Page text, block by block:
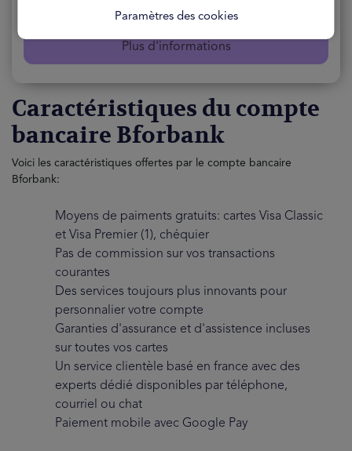
Paramètres des cookies
Plus d'informations
Caractéristiques du compte
bancaire Bforbank
Voici les caractéristiques offertes par le compte bancaire
Bforbank:
Moyens de paiments gratuits: cartes Visa Classic
et Visa Premier (1), chéquier
Pas de commission sur vos transactions
courantes
Des services toujours plus innovants pour
personnalier votre compte
Garanties d'assurance et d'assistence incluses
sur toutes vos cartes
Un service clientèle basé en france avec des
experts dédié disponibles par téléphone,
courriel ou chat
Paiement mobile avec Google Pay